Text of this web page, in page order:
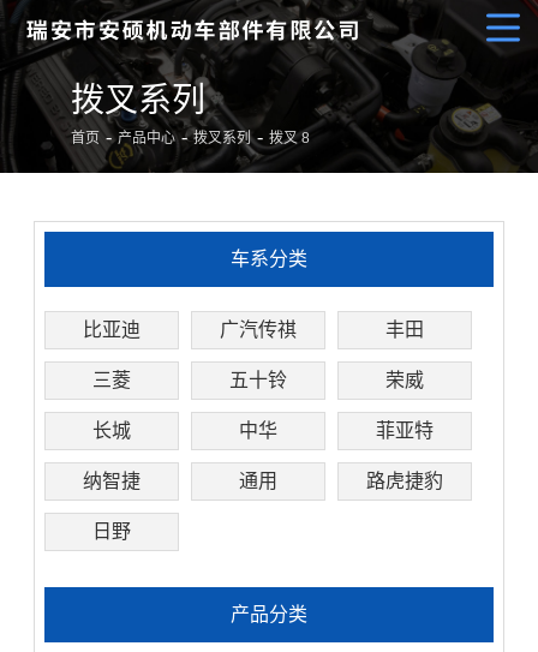

拨叉系列
首页 - 产品中心 - 拨叉系列 - 拨叉 8
车系分类
比亚迪 广汽传祺 丰田
三菱 五十铃 荣威
长城 中华 菲亚特
纳智捷 通用 路虎捷豹
日野
产品分类